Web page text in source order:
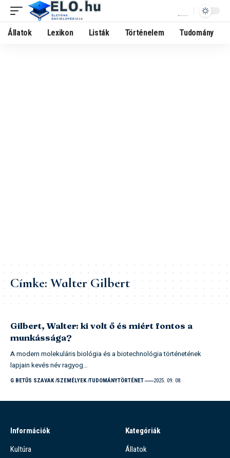
Állatok Lexikon Listák Történelem Tudomány
Címke:Walter Gilbert
Gilbert, Walter: ki volt ő és miért fontos a
munkássága?
A modern molekuláris biológia és a biotechnológia történetének
lapjain kevés név ragyog…
G BETŰS SZAVAK SZEMÉLYEK TUDOMÁNYTÖRTÉNET 2025. 09. 08.
Információk
Kultúra
Kategóriák
Állatok